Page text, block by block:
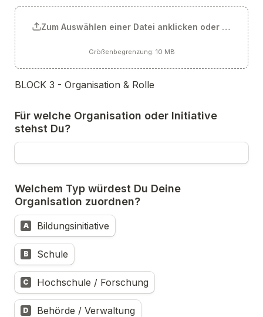
Zum Auswählen einer Datei anklicken oder Datei
Größenbegrenzung: 10 MB
BLOCK 3 - Organisation & Rolle
Für welche Organisation oder Initiative
stehst Du?
Welchem Typ würdest Du Deine
Organisation zuordnen?
A Bildungsinitiative
B Schule
C Hochschule / Forschung
D Behörde / Verwaltung